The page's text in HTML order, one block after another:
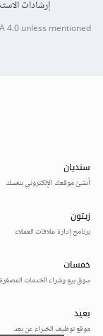
إرشادات
4.0unless mentioned